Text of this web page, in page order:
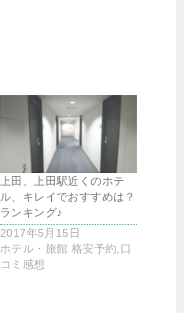
上田、上田駅近くのホテ
ル、キレイでおすすめは？
ランキング♪
2017年5月15日
ホテル・旅館 格安予約,口
コミ感想